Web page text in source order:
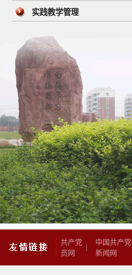
实践教学管理
共产党
员网
中国共产党
新闻网